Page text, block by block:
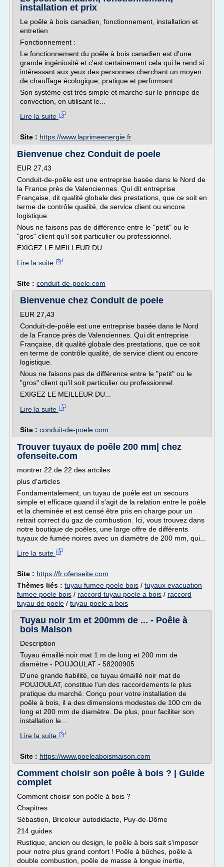
installation et prix
Le poêle à bois canadien, fonctionnement, installation et
entretien
Fonctionnement :
Le fonctionnement du poêle à bois canadien est d'une
grande ingéniosité et c'est certainement cela qui le rend si
intéressant aux yeux des personnes cherchant un moyen
de chauffage écologique, pratique et performant.
Son système est très simple et marche sur le principe de
convection, en utilisant le...
Lire la suite
Site : https://www.laprimeenergie.fr
Bienvenue chez Conduit de poele
EUR 27,43
Conduit-de-poêle est une entreprise basée dans le Nord de
la France près de Valenciennes. Qui dit entreprise
Française, dit qualité globale des prestations, que ce soit en
terme de contrôle qualité, de service client ou encore
logistique.
Nous ne faisons pas de différence entre le "petit" ou le
"gros" client qu'il soit particulier ou professionnel.
EXIGEZ LE MEILLEUR DU...
Lire la suite
Site : conduit-de-poele.com
Bienvenue chez Conduit de poele
EUR 27,43
Conduit-de-poêle est une entreprise basée dans le Nord
de la France près de Valenciennes. Qui dit entreprise
Française, dit qualité globale des prestations, que ce soit
en terme de contrôle qualité, de service client ou encore
logistique.
Nous ne faisons pas de différence entre le "petit" ou le
"gros" client qu'il soit particulier ou professionnel.
EXIGEZ LE MEILLEUR DU...
Lire la suite
Site : conduit-de-poele.com
Trouver tuyaux de poêle 200 mm| chez
ofenseite.com
montrer 22 de 22 des artciles
plus d'articles
Fondamentalement, un tuyau de poêle est un secours
simple et efficace quand il s'agit de la relation entre le poêle
et la cheminée et est censé être pris en charge pour un
retrait correct du gaz de combustion. Ici, vous trouvez dans
notre boutique de poêles, une large offre de différents
tuyaux de fumée noires avec un diamètre de 200 mm, qui...
Lire la suite
Site : https://fr.ofenseite.com
Thèmes liés : tuyau fumee poele bois / tuyaux evacuation
fumee poele bois / raccord tuyau poele a bois / raccord
tuyau de poele / tuyau poele a bois
Tuyau noir 1m et 200mm de ... - Poêle à
bois Maison
Description
Tuyau émaillé noir mat 1 m de long et 200 mm de
diamètre - POUJOULAT - 58200905
D'une grande fiabilité, ce tuyau émaillé noir mat de
POUJOULAT, constitue l'un des raccordements le plus
pratique du marché. Conçu pour votre installation de
poêle à bois, il a des dimensions modestes de 100 cm de
long et 200 mm de diamètre. De plus, pour faciliter son
installation le...
Lire la suite
Site : https://www.poeleaboismaison.com
Comment choisir son poêle à bois ? | Guide
complet
Comment choisir son poêle à bois ?
Chapitres :
Sébastien, Bricoleur autodidacte, Puy-de-Dôme
214 guides
Rustique, ancien ou design, le poêle à bois sait s'imposer
pour notre plus grand confort ! Poêle à bûches, poêle à
double combustion, poêle de masse à longue inertie,